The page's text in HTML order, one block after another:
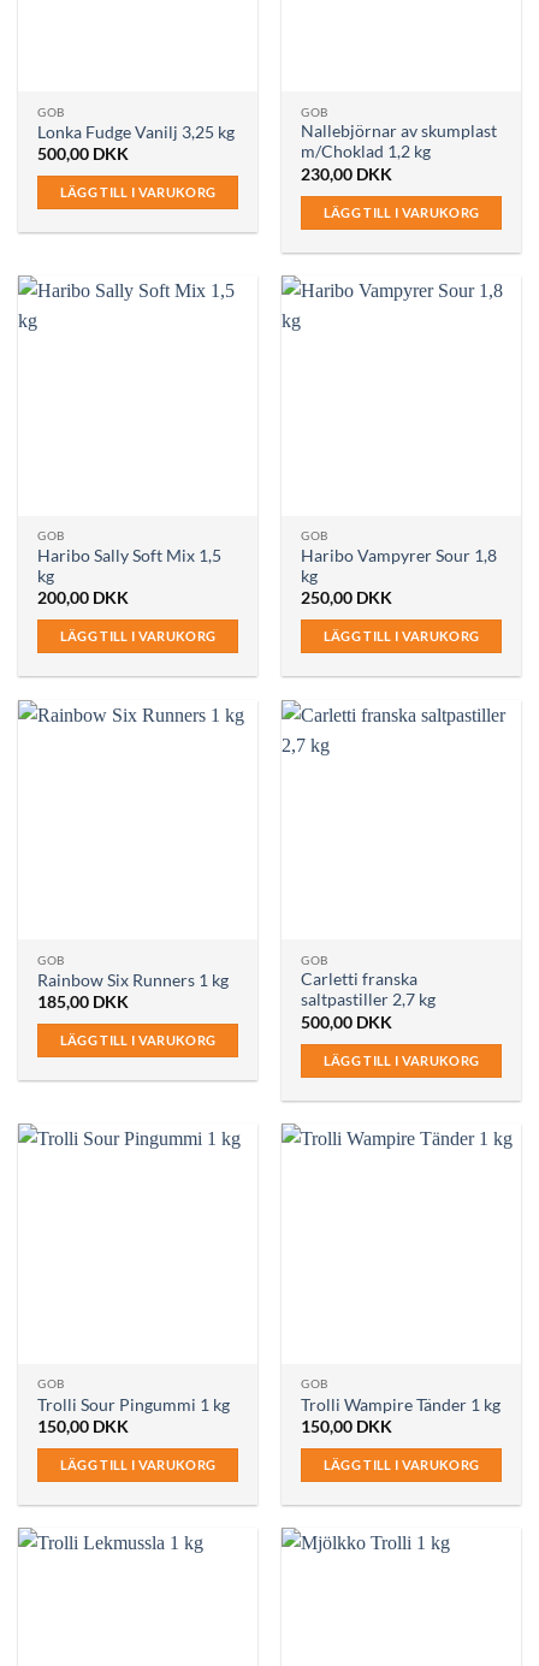
GOB
Lonka Fudge Vanilj 3,25 kg
500,00 DKK
LÄGG TILL I VARUKORG
GOB
Nallebjörnar av skumplast
m/Choklad 1,2 kg
230,00 DKK
LÄGG TILL I VARUKORG
GOB
Haribo Sally Soft Mix 1,5
kg
200,00 DKK
LÄGG TILL I VARUKORG
GOB
Haribo Vampyrer Sour 1,8
kg
250,00 DKK
LÄGG TILL I VARUKORG
GOB
Rainbow Six Runners 1 kg
185,00 DKK
LÄGG TILL I VARUKORG
GOB
Carletti franska
saltpastiller 2,7 kg
500,00 DKK
LÄGG TILL I VARUKORG
GOB
Trolli Sour Pingummi 1 kg
150,00 DKK
LÄGG TILL I VARUKORG
GOB
Trolli Wampire Tänder 1 kg
150,00 DKK
LÄGG TILL I VARUKORG